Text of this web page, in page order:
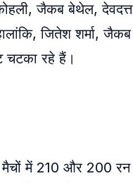
जैकब बेथेल,
जितेश शर्मा,
चटका रहे हैं।
मैचों में 210 और 200